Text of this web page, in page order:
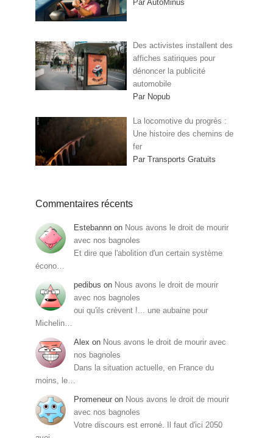
Par AutoMinus
Des activistes installent des
affiches satiriques pour
dénoncer la publicité
automobile
Par Nopub
La locomotive du progrès :
Une histoire des chemins de
fer
Par Transports Gratuits
Commentaires récents
Estebannn on Nous avons le droit de mourir
avec nos bagnoles
Et dire que l'abolition d'un certain système
écono…
pedibus on Nous avons le droit de mourir
avec nos bagnoles
oui qu'ils crèvent !... une aubaine pour
Michelin…
Alex on Nous avons le droit de mourir avec
nos bagnoles
Dans la situation actuelle, en France du
moins, le…
Promeneur on Nous avons le droit de mourir
avec nos bagnoles
Votre discours est erroné. Il faut d'ici 2050